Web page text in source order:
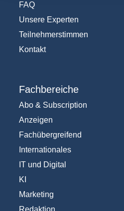
FAQ
Unsere Experten
Teilnehmerstimmen
Kontakt
Fachbereiche
Abo & Subscription
Anzeigen
Fachübergreifend
Internationales
IT und Digital
KI
Marketing